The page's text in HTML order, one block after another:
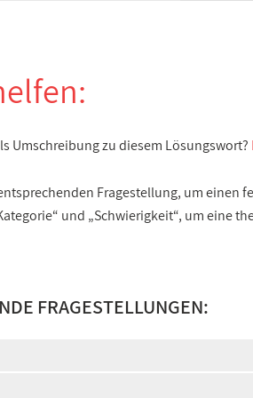
Umschreibung zu diesem Lösungswort?
Fragestellung, um einen
und „Schwierigkeit“, um eine
FRAGESTELLUNGEN: